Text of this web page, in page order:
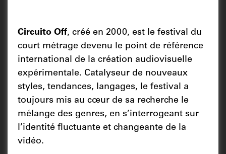
Circuito Off, créé en 2000, est le festival du
court métrage devenu le point de référence
international de la création audiovisuelle
expérimentale. Catalyseur de nouveaux
styles, tendances, langages, le festival a
toujours mis au cœur de sa recherche le
mélange des genres, en s’interrogeant sur
l’identité fluctuante et changeante de la
vidéo.